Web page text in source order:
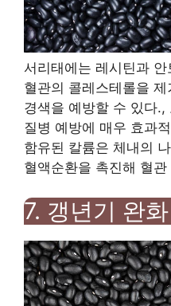
서리태에는 레시틴과
혈관의 콜레스테롤을
경색을 예방할 수 있다.,
질병 예방에 매우 효과
함유된 칼륨은 체내의
혈액순환을 촉진해 혈
7. 갱년기 완화